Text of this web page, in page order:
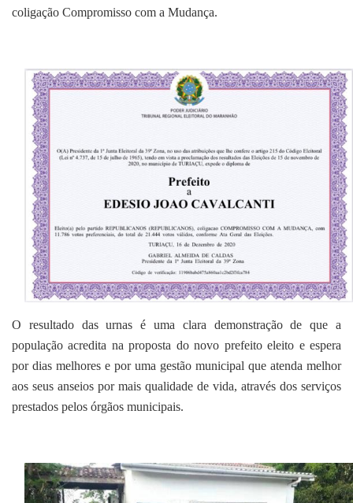
coligação Compromisso com a Mudança.
O resultado das urnas é uma clara demonstração de que a
população acredita na proposta do novo prefeito eleito e espera
por dias melhores e por uma gestão municipal que atenda melhor
aos seus anseios por mais qualidade de vida, através dos serviços
prestados pelos órgãos municipais.